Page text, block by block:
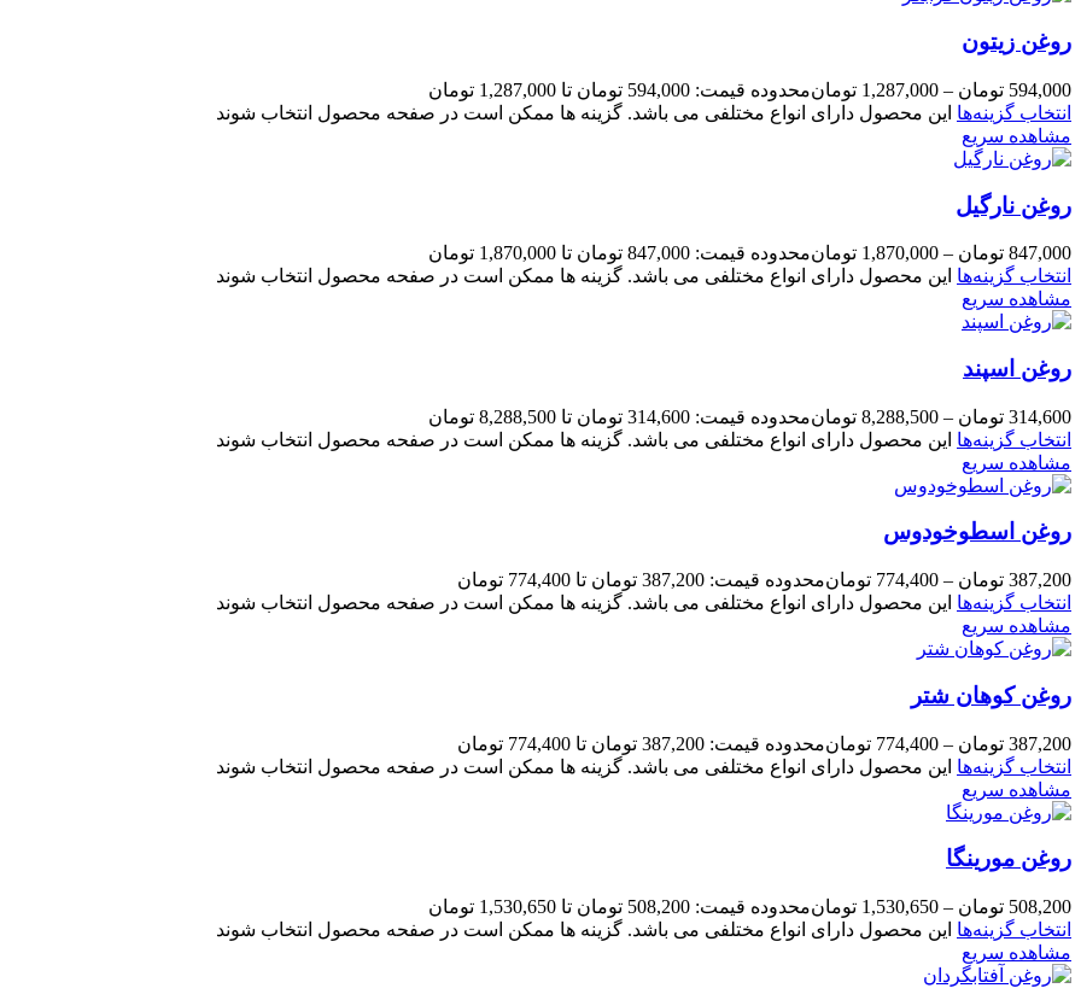
روغن زیتون
594,000 تومان –
1,287,000 تومانمحدوده قیمت: 594,000 تومان تا 1,287,000 تومان
انتخاب گزینه‌ها این محصول دارای انواع مختلفی می باشد. گزینه ها ممکن است در صفحه محصول انتخاب شوند
مشاهده سریع
روغن نارگیل
847,000 تومان –
1,870,000 تومانمحدوده قیمت: 847,000 تومان تا 1,870,000 تومان
انتخاب گزینه‌ها این محصول دارای انواع مختلفی می باشد. گزینه ها ممکن است در صفحه محصول انتخاب شوند
مشاهده سریع
روغن اسپند
314,600 تومان –
8,288,500 تومانمحدوده قیمت: 314,600 تومان تا 8,288,500 تومان
انتخاب گزینه‌ها این محصول دارای انواع مختلفی می باشد. گزینه ها ممکن است در صفحه محصول انتخاب شوند
مشاهده سریع
روغن اسطوخودوس
387,200 تومان –
774,400 تومانمحدوده قیمت: 387,200 تومان تا 774,400 تومان
انتخاب گزینه‌ها این محصول دارای انواع مختلفی می باشد. گزینه ها ممکن است در صفحه محصول انتخاب شوند
مشاهده سریع
روغن کوهان شتر
387,200 تومان –
774,400 تومانمحدوده قیمت: 387,200 تومان تا 774,400 تومان
انتخاب گزینه‌ها این محصول دارای انواع مختلفی می باشد. گزینه ها ممکن است در صفحه محصول انتخاب شوند
مشاهده سریع
روغن مورینگا
508,200 تومان –
1,530,650 تومانمحدوده قیمت: 508,200 تومان تا 1,530,650 تومان
انتخاب گزینه‌ها این محصول دارای انواع مختلفی می باشد. گزینه ها ممکن است در صفحه محصول انتخاب شوند
مشاهده سریع